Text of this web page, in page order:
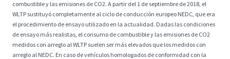
combustible y las emisiones de CO2. A partir del 1 de septiembre de 2018, el
WLTP sustituyó completamente al ciclo de conducción europeo NEDC, que era
el procedimiento de ensayo utilizado en la actualidad. Dadas las condiciones
de ensayo más realistas, el consumo de combustible y las emisiones de CO2
medidos con arreglo al WLTP suelen ser más elevados que los medidos con
arreglo al NEDC. En caso de vehículos homologados de conformidad con la